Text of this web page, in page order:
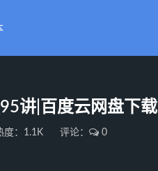
讲|百度云网盘下载
度：1.1K 评论： 0